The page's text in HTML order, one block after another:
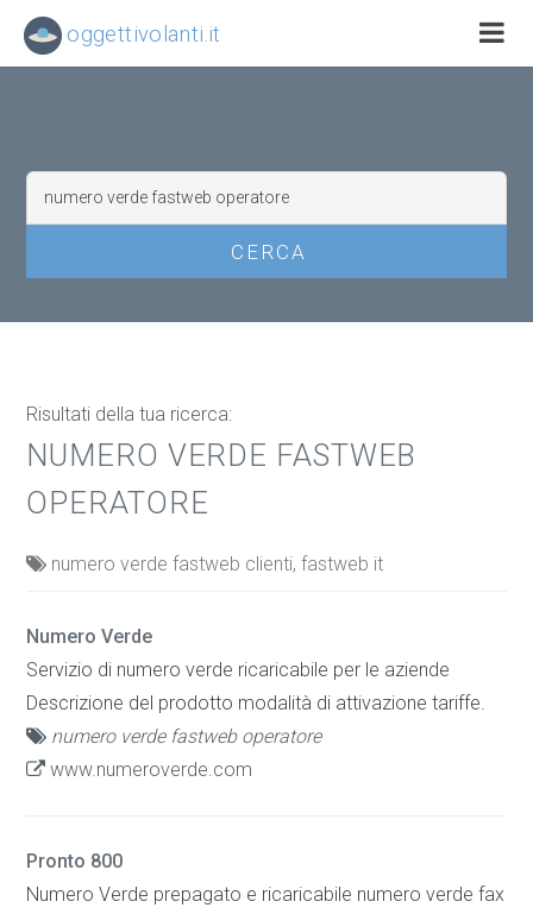
Risultati della tua ricerca:
NUMERO VERDE FASTWEB
OPERATORE
numero verde fastweb clienti, fastweb it
Numero Verde
Servizio di numero verde ricaricabile per le aziende
Descrizione del prodotto modalità di attivazione tariffe.
numero verde fastweb operatore
www.numeroverde.com
Pronto 800
Numero Verde prepagato e ricaricabile numero verde fax
oggettivolanti.it